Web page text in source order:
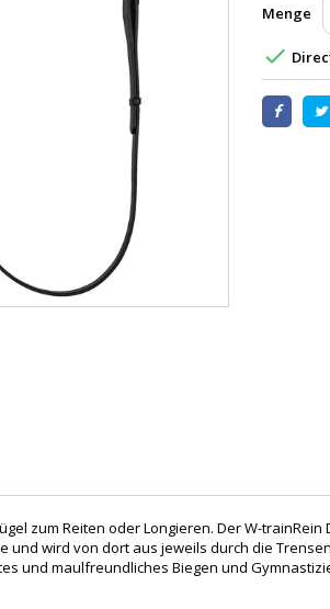
Menge

zum Reiten oder Longieren. Der W-
wird von dort aus jeweils durch die
und maulfreundliches Biegen und